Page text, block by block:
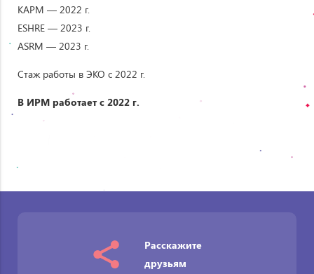
КАРМ — 2022 г.
ESHRE — 2023 г.
ASRM — 2023 г.
Стаж работы в ЭКО с 2022 г.
В ИРМ работает с 2022 г.
Расскажите
друзьям